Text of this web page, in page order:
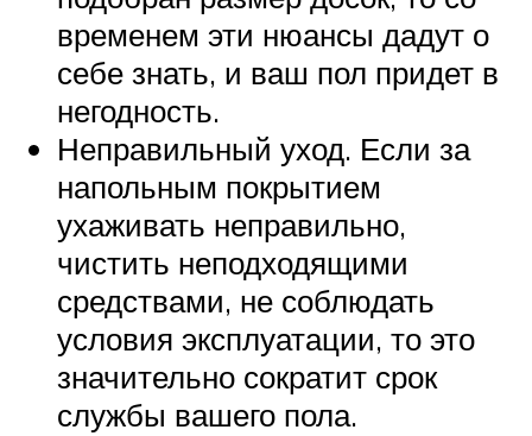
временем эти нюансы дадут о
себе знать, и ваш пол придет в
негодность.
Неправильный уход. Если за
напольным покрытием
ухаживать неправильно,
чистить неподходящими
средствами, не соблюдать
условия эксплуатации, то это
значительно сократит срок
службы вашего пола.